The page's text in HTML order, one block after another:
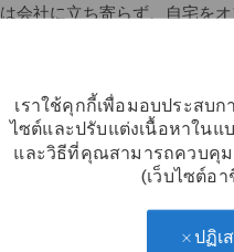
เราใช้คุกกี้เพื่อมอบประสบ
ไซต์และปรับแต่งเนื้อหาใน
และวิธีที่คุณสามารถควบคุ
(เว็บไซต์อ
ปฏิเ
会社に立ち寄らず、自宅を
医師のサポートをできるよ
リアにより差異あり)、社内
していただけます。
。教材を使用した座学、先
スキル研修など